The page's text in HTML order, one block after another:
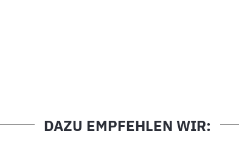
DAZU EMPFEHLEN WIR: